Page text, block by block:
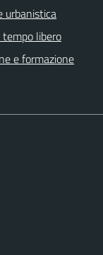
urbanistica
libero
e formazione